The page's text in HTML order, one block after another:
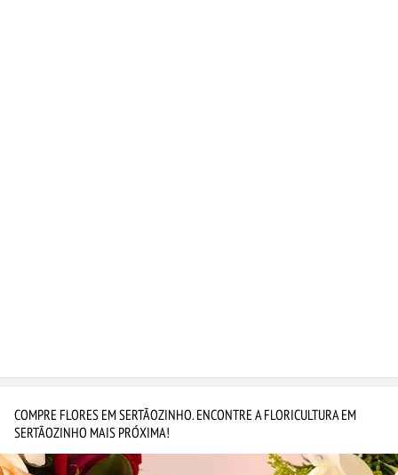
COMPRE FLORES EM SERTÃOZINHO. ENCONTRE A FLORICULTURA EM
SERTÃOZINHO MAIS PRÓXIMA!